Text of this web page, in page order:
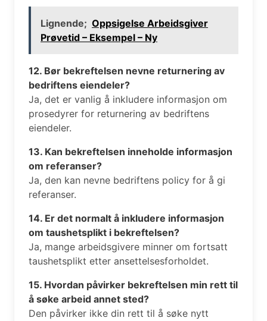
Lignende; Oppsigelse Arbeidsgiver
Prøvetid – Eksempel – Ny
12. Bør bekreftelsen nevne returnering av
bedriftens eiendeler?
Ja, det er vanlig å inkludere informasjon om
prosedyrer for returnering av bedriftens
eiendeler.
13. Kan bekreftelsen inneholde informasjon
om referanser?
Ja, den kan nevne bedriftens policy for å gi
referanser.
14. Er det normalt å inkludere informasjon
om taushetsplikt i bekreftelsen?
Ja, mange arbeidsgivere minner om fortsatt
taushetsplikt etter ansettelsesforholdet.
15. Hvordan påvirker bekreftelsen min rett til
å søke arbeid annet sted?
Den påvirker ikke din rett til å søke nytt